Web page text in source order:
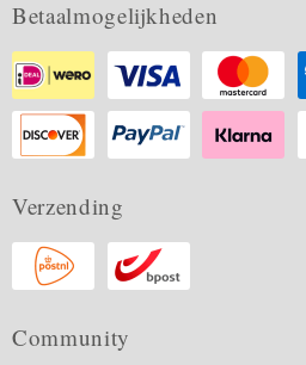
Betaalmogelijkheden
Verzending
Community